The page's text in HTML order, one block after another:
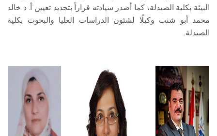
سجل الان
البيئة بكلية الصيدلة، كما أصدر سيادته قراراً بتجديد تعيين أ. د خالد
محمد أبو شنب وكيلًا لشئون الدراسات العليا والبحوث بكلية
الصيدلة.